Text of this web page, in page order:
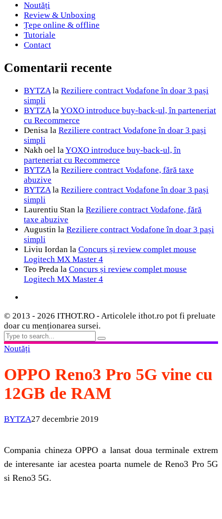
Noutăți
Review & Unboxing
Țepe online & offline
Tutoriale
Contact
Comentarii recente
BYTZAla Reziliere contract Vodafone în doar 3 pași
simpli
BYTZAlaYOXO introduce buy-back-ul, în parteneriat
cu Recommerce
Denisa la Reziliere contract Vodafone în doar 3 pași
simpli
Nakh oel laYOXO introduce buy-back-ul, în
parteneriat cu Recommerce
BYTZAla Reziliere contract Vodafone, fără taxe
abuzive
BYTZAla Reziliere contract Vodafone în doar 3 pași
simpli
Laurentiu Stan la Reziliere contract Vodafone, fără
taxe abuzive
Augustin la Reziliere contract Vodafone în doar 3 pași
simpli
Liviu Iordan la Concurs și review complet mouse
Logitech MX Master 4
Teo Preda la Concurs și review complet mouse
Logitech MX Master 4
© 2013 - 2026 ITHOT.RO - Articolele ithot.ro pot fi preluate
doar cu menționarea sursei.
Noutăți
OPPO Reno3 Pro 5G vine cu
12GB de RAM
BYTZA27 decembrie 2019
Compania chineza OPPO a lansat doua terminale extrem
de interesante iar acestea poarta numele de Reno3 Pro 5G
si Reno3 5G.